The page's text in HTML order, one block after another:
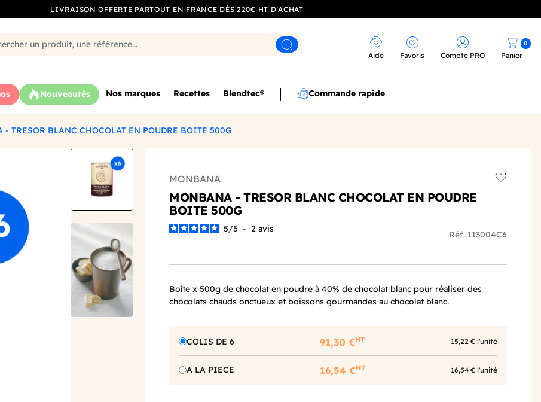
LIVRAISON OFFERTE PARTOUT EN FRANCE DÈS 220€ HT D’ACHAT
Rechercher
Aide Favoris Compte PRO Panier
0
Nouveautés Nos marques Recettes Blendtec® Commande rapide
- TRESOR BLANC CHOCOLAT EN POUDRE BOITE 500G
MONBANA
MONBANA - TRESOR BLANC CHOCOLAT EN POUDRE
BOITE 500G
5/5 - 2 avis
Réf. 113004C6
Boîte x 500g de chocolat en poudre à 40% de chocolat blanc pour réaliser des
chocolats chauds onctueux et boissons gourmandes au chocolat blanc.
COLIS DE 6 91,30 €HT 15,22 € l'unité
A LA PIECE 16,54 €HT 16,54 € l'unité